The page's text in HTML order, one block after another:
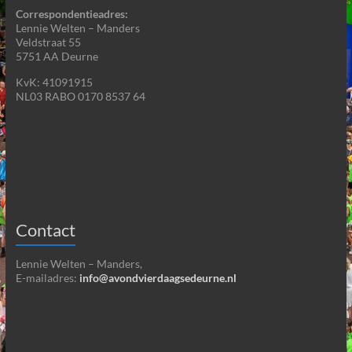
Correspondentieadres:
Lennie Welten – Manders
Veldstraat 55
5751 AA Deurne
KvK: 41091915
NL03 RABO 0170 8537 64
Contact
Lennie Welten – Manders,
E-mailadres: info@avondvierdaagsedeurne.nl